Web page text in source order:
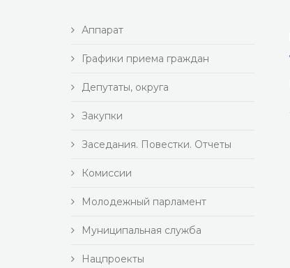
Аппарат
Графики приема граждан
Депутаты, округа
Закупки
Заседания. Повестки. Отчеты
Комиссии
Молодежный парламент
Муниципальная служба
Нацпроекты